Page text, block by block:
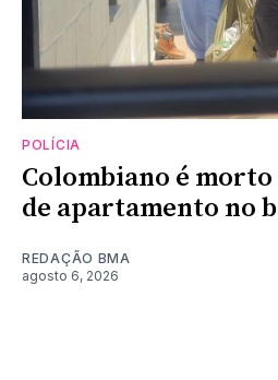
POLÍCIA
Colombiano é
de apartamento no
REDAÇÃO BMA
agosto 6, 2026